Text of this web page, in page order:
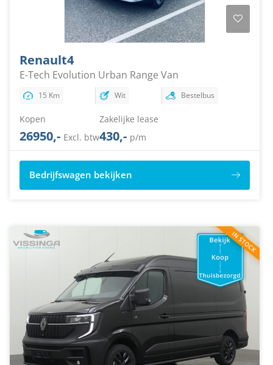
Renault4
E-Tech Evolution Urban Range Van
15 Km Wit Bestelbus
Kopen
26950,- Excl. btw
Zakelijke lease
430,- p/m
Bedrijfswagen bekijken